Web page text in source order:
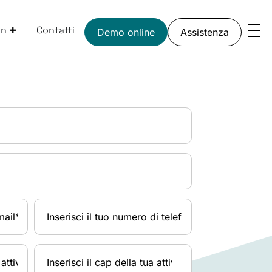
Contatti Demo online Assistenza